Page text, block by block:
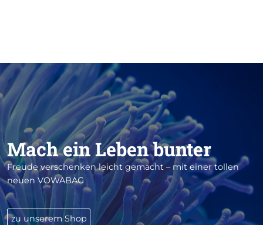
Mach ein Leben bunter
Freude verschenken leicht gemacht – mit einer tollen
neuen VOWABAG
zu unserem Shop